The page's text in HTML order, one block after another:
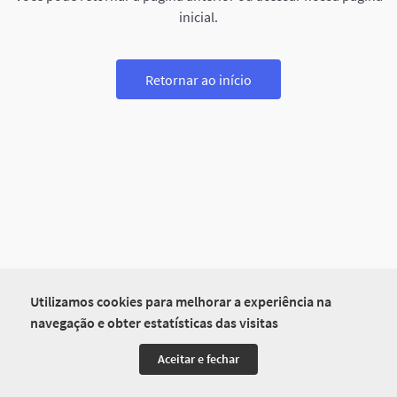
Utilizamos cookies para melhorar a experiência na
navegação e obter estatísticas das visitas
Aceitar e fechar
inicial.
Retornar ao início